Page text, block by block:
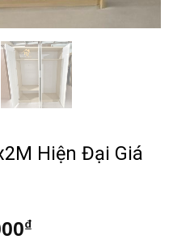
Hiện Đại Giá
₫Giá